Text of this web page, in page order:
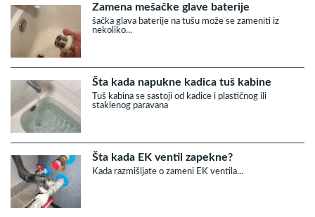
Zamena mešačke glave baterije
šačka glava baterije na tušu može se zameniti iz
nekoliko...
Šta kada napukne kadica tuš kabine
Tuš kabina se sastoji od kadice i plastičnog ili
staklenog paravana
Šta kada EK ventil zapekne?
Kada razmišljate o zameni EK ventila...